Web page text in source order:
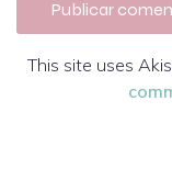
This site uses